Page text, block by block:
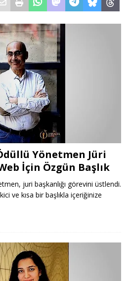
Yönetmen Jüri
İçin Özgün Başlık
juri başkanlığı görevini üstlendi.
ve kısa bir başlıkla içeriğinize